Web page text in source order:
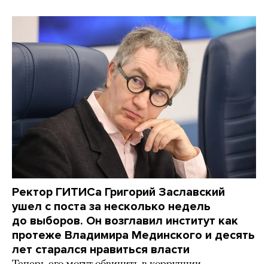
Ректор ГИТИСа Григорий Заславский
ушел с поста за несколько недель
до выборов. Он возглавил институт как
протеже Владимира Мединского и десять
лет старался нравиться власти